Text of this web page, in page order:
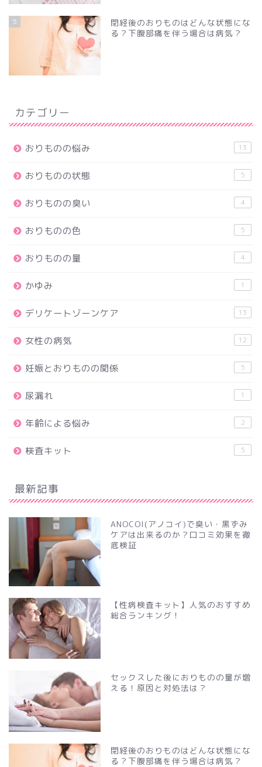
5
閉経後のおりものはどんな状態にな
る？下腹部痛を伴う場合は病気？
カテゴリー
おりものの悩み 13
おりものの状態 5
おりものの臭い 4
おりものの色 5
おりものの量 4
かゆみ 1
デリケートゾーンケア 13
女性の病気 12
妊娠とおりものの関係 5
尿漏れ 1
年齢による悩み 2
検査キット 5
最新記事
ANOCOI(アノコイ)で臭い・黒ずみ
ケアは出来るのか？口コミ効果を徹
底検証
【性病検査キット】人気のおすすめ
総合ランキング！
セックスした後におりものの量が増
える！原因と対処法は？
閉経後のおりものはどんな状態にな
る？下腹部痛を伴う場合は病気？